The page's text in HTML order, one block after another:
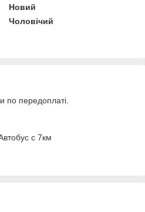
Новий
Чоловічий
по передоплаті.
с 7км